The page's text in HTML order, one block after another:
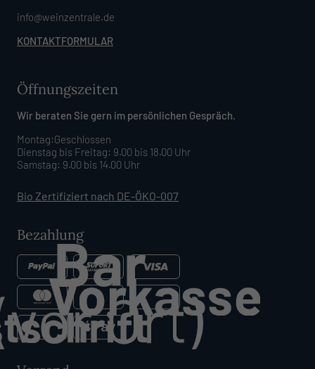
info@weinzentrale.de
KONTAKTFORMULAR
Öffnungszeiten
Wir beraten Sie gern im persönlichen Gespräch.
Montag:Geschlossen
Dienstag bis Freitag: 9.00 bis 18.00 Uhr
Samstag: 9.00 bis 14.00 Uhr
Bio Zertifiziert nach DE-ÖKO-007
Bezahlung